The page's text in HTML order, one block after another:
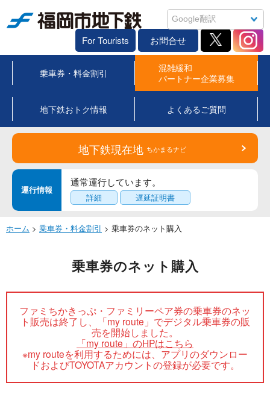
For Tourists お問合せ
乗車券・料金割引
混雑緩和
パートナー企業募集
地下鉄おトク情報 よくあるご質問
地下鉄現在地 ちかまるナビ
運行情報
通常運行しています。
詳細 遅延証明書
ホーム > 乗車券・料金割引 > 乗車券のネット購入
乗車券のネット購入
ファミちかきっぷ・ファミリーペア券の乗車券のネッ
ト販売は終了し、「my route」でデジタル乗車券の販
売を開始しました。
「my route」のHPはこちら
※my routeを利用するためには、アプリのダウンロー
ドおよびTOYOTAアカウントの登録が必要です。